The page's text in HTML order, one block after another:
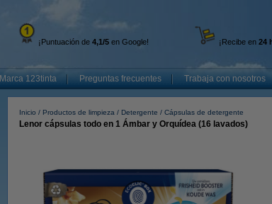
¡Puntuación de 4,1/5 en Google! ¡Recibe en 24
Marca 123tinta Preguntas frecuentes Trabaja con nosotros
Inicio Productos de limpieza Detergente Cápsulas de detergente
Lenor cápsulas todo en 1 Ámbar y Orquídea (16 lavados)